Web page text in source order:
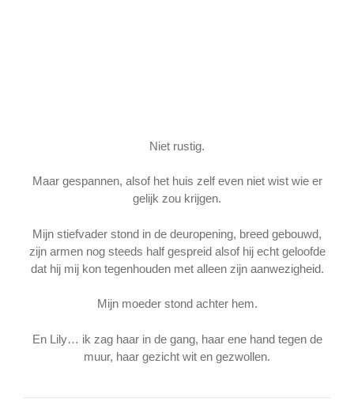
Niet rustig.
Maar gespannen, alsof het huis zelf even niet wist wie er
gelijk zou krijgen.
Mijn stiefvader stond in de deuropening, breed gebouwd,
zijn armen nog steeds half gespreid alsof hij echt geloofde
dat hij mij kon tegenhouden met alleen zijn aanwezigheid.
Mijn moeder stond achter hem.
En Lily… ik zag haar in de gang, haar ene hand tegen de
muur, haar gezicht wit en gezwollen.